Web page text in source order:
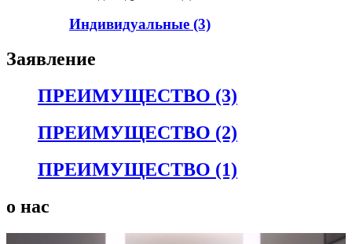
Индивидуальные (3)
Заявление
ПРЕИМУЩЕСТВО (3)
ПРЕИМУЩЕСТВО (2)
ПРЕИМУЩЕСТВО (1)
о нас